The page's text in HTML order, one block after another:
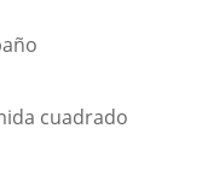
cuadrado